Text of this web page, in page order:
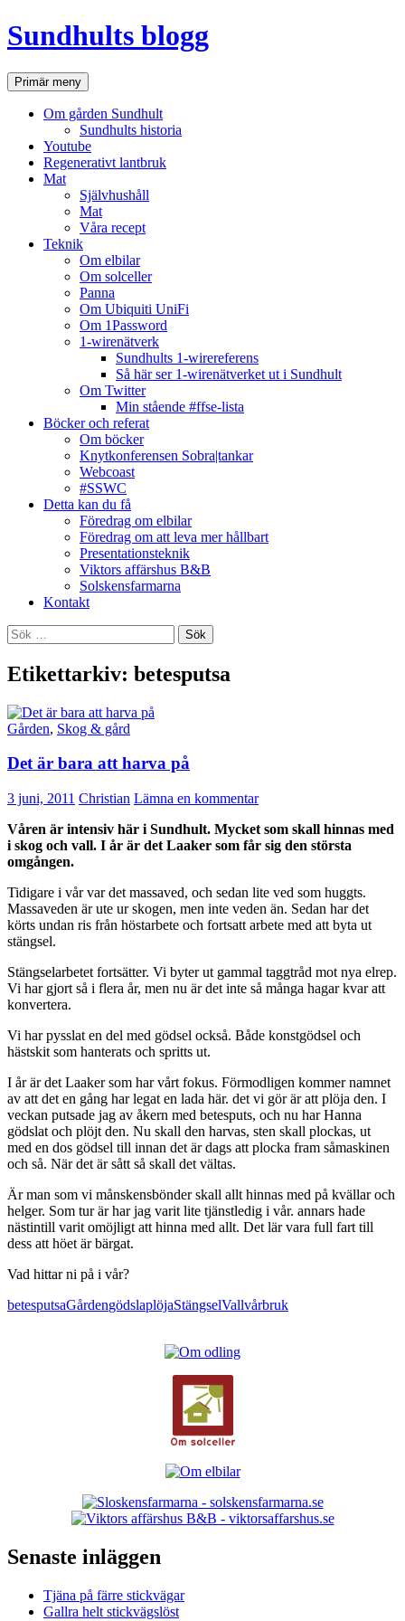
Hoppa
till
Sundhults blogg
SökPrimär meny
Om gården Sundhult
Sundhults historia
Youtube
Regenerativt lantbruk
Mat
Självhushåll
Mat
Våra recept
Teknik
Om elbilar
Om solceller
Panna
Om Ubiquiti UniFi
Om 1Password
1-wirenätverk
Sundhults 1-wirereferens
Så här ser 1-wirenätverket ut i Sundhult
Om Twitter
Min stående #ffse-lista
Böcker och referat
Om böcker
Knytkonferensen Sobra|tankar
Webcoast
#SSWC
Detta kan du få
Föredrag om elbilar
Föredrag om att leva mer hållbart
Presentationsteknik
Viktors affärshus B&B
Solskensfarmarna
Kontakt
Sök
efter:
Etikettarkiv: betesputsa
Gården, Skog & gård
Det är bara att harva på
3 juni, 2011 Christian Lämna en kommentar
Våren är intensiv här i Sundhult. Mycket som skall hinnas med
i skog och vall. I år är det Laaker som får sig den största
omgången.
Tidigare i vår var det massaved, och sedan lite ved som huggts.
Massaveden är ute ur skogen, men inte veden än. Sedan har det
körts undan ris från höstarbete och fortsatt arbete med att byta ut
stängsel.
Stängselarbetet fortsätter. Vi byter ut gammal taggtråd mot nya elrep.
Vi har gjort så i flera år, men nu är det inte så många hagar kvar att
konvertera.
Vi har pysslat en del med gödsel också. Både konstgödsel och
hästskit som hanterats och spritts ut.
I år är det Laaker som har vårt fokus. Förmodligen kommer namnet
av att det en gång har legat en lada här. det vi gör är att plöja den. I
veckan putsade jag av åkern med betesputs, och nu har Hanna
gödslat och plöjt den. Nu skall den harvas, sten skall plockas, ut
med en dos gödsel till innan det är dags att plocka fram såmaskinen
och så. När det är sått så skall det vältas.
Är man som vi månskensbönder skall allt hinnas med på kvällar och
helger. Som tur är har jag varit lite tjänstledig i vår. annars hade
nästintill varit omöjligt att hinna med allt. Det lär vara full fart till
dess att höet är bärgat.
Vad hittar ni på i vår?
betesputsaGårdengödslaplöjaStängselVallvårbruk
Senaste inläggen
Tjäna på färre stickvägar
Gallra helt stickvägslöst